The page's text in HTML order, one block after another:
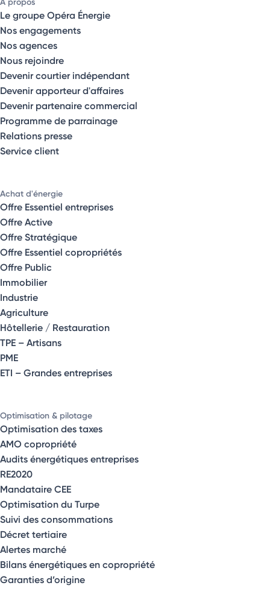
Le groupe Opéra Énergie
Nos engagements
Nos agences
Nous rejoindre
Devenir courtier indépendant
Devenir apporteur d'affaires
Devenir partenaire commercial
Programme de parrainage
Relations presse
Service client
Achat d'énergie
Offre Essentiel entreprises
Offre Active
Offre Stratégique
Offre Essentiel copropriétés
Offre Public
Immobilier
Industrie
Agriculture
Hôtellerie / Restauration
TPE – Artisans
PME
ETI – Grandes entreprises
Optimisation & pilotage
Optimisation des taxes
AMO copropriété
Audits énergétiques entreprises
RE2020
Mandataire CEE
Optimisation du Turpe
Suivi des consommations
Décret tertiaire
Alertes marché
Bilans énergétiques en copropriété
Garanties d’origine